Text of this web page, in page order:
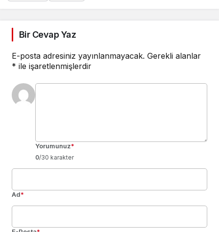
Bir Cevap Yaz
E-posta adresiniz yayınlanmayacak. Gerekli alanlar
* ile işaretlenmişlerdir
Yorumunuz*
0/30 karakter
Ad*